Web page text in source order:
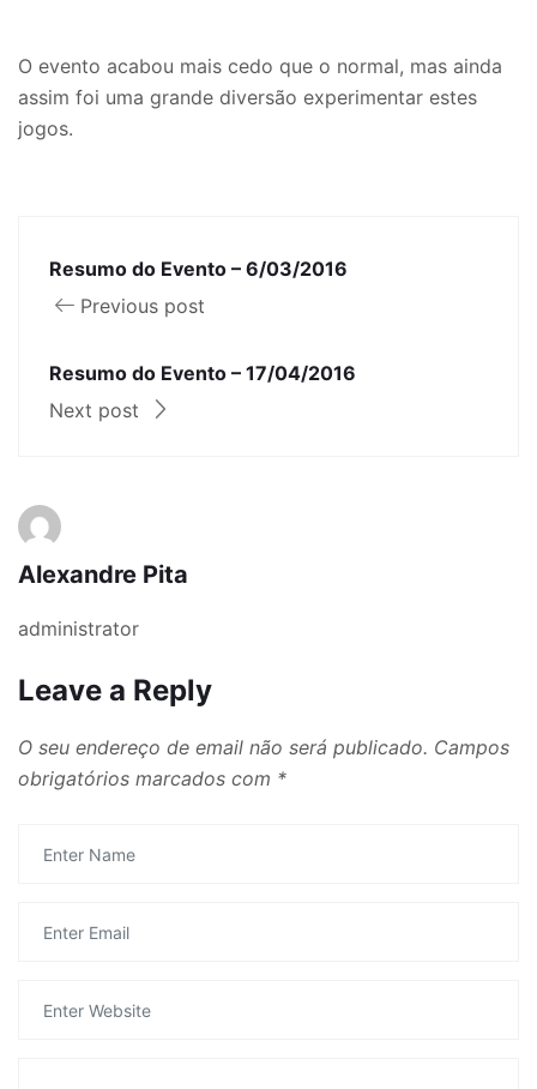
O evento acabou mais cedo que o normal, mas ainda
assim foi uma grande diversão experimentar estes
jogos.
Resumo do Evento – 6/03/2016
Previous post
Resumo do Evento – 17/04/2016
Next post
Alexandre Pita
administrator
Leave a Reply
O seu endereço de email não será publicado. Campos
obrigatórios marcados com *